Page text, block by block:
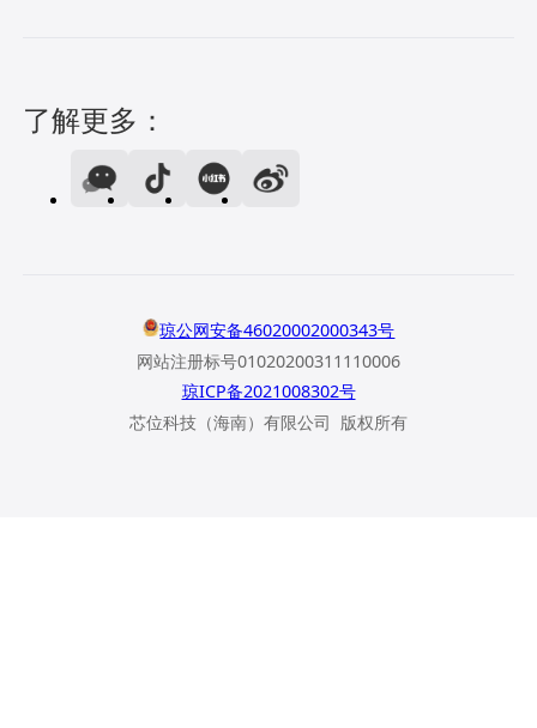
了解更多：
琼公网安备46020002000343号
网站注册标号01020200311110006
琼ICP备2021008302号
芯位科技（海南）有限公司 版权所有